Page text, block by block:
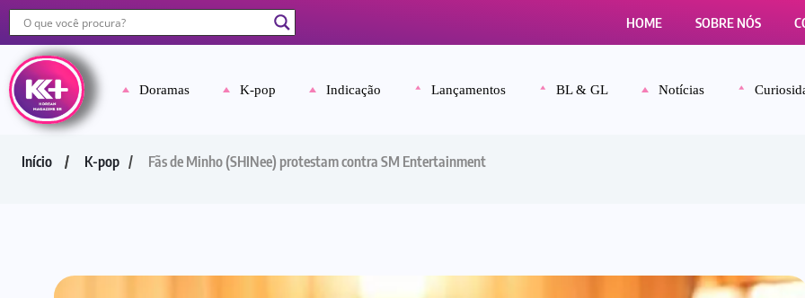
HOME SOBRE NÓS
Doramas K-pop Indicação Lançamentos BL & GL Notícias
Início K-pop Fãs de Minho (SHINee) protestam contra SM Entertainment